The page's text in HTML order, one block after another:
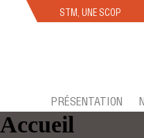
STM, UNE SCOP
PRÉSENTATION
Accueil